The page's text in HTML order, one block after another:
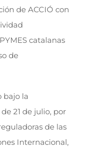
de ACCIÓ con
catalanas
de
bajo la
de 21 de julio, por
de las
Internacional,